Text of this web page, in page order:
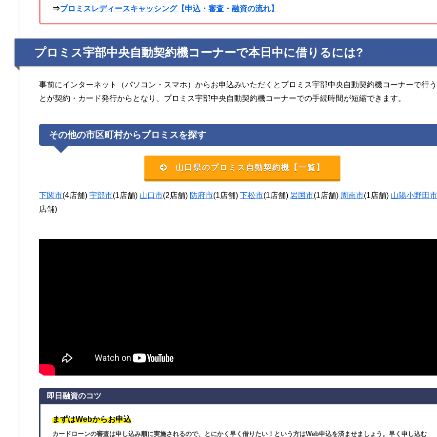
⇒プロミスレディースキャッシング【申込・審査・融資の流れ】
プロミス宇部中央自動契約機コーナーで本日中に借りるには?
事前にインターネット（パソコン・スマホ）からお申込みいただくとプロミス宇部中央自動契約機コーナーで行う
とが契約・カード発行からとなり、プロミス宇部中央自動契約機コーナーでの手続時間が短縮できます。
その他の市区町村からプロミスを探す
山口県のプロミス自動契約機【一覧】
下関市(4店舗)宇部市(1店舗) 山口市(2店舗) 防府市(1店舗)下松市(1店舗) 岩国市(1店舗) 周南市(1店舗) 山陽小野田市
店舗)
即日融資のコツ
まずはWebからお申込
カードローンの審査は申し込み順に実施されるので、とにかく早く借りたい！という方はWeb申込を済ませましょう。早く申し込む